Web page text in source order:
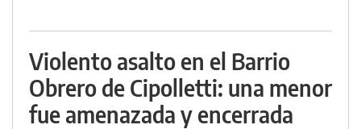
Violento asalto en el Barrio
Obrero de Cipolletti: una menor
fue amenazada y encerrada